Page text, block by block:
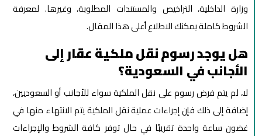
وزارة الداخلية، التراخيص والمستندات المطلوبة، وغيرها. لمعرفة
الشروط كاملة يمكنك الاطلاع أعلى هذا المقال.
هل يوجد رسوم نقل ملكية عقار إلى
الأجانب في السعودية؟
لا، لم يتم فرض رسوم على نقل الملكية سواء للأجانب أو السعوديين،
إضافة إلى ذلك فإن إجراءات عملية نقل الملكية يتم الانتهاء منها في
غضون ساعة واحدة تقريبًا في حال توفر كافة الشروط والإجراءات